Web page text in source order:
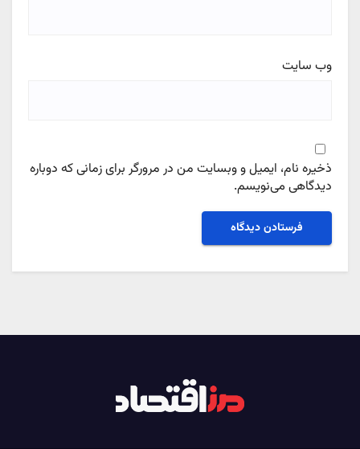
وب‌ سایت
ذخیره نام، ایمیل و وبسایت من در مرورگر برای زمانی که دوباره
دیدگاهی می‌نویسم.